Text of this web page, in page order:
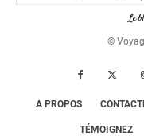
Le
©
A PROPOS
TÉMOIGNEZ